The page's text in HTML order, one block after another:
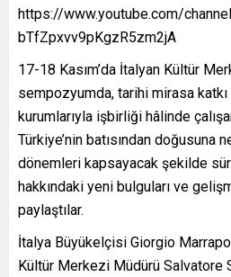
https://www.youtube.com/
bTfZpxvv9pKgzR5zm2jA
17-18 Kasım’da İtalyan Kültür
sempozyumda, tarihi mirasa
kurumlarıyla işbirliği hâlinde
Türkiye’nin batısından doğusuna
dönemleri kapsayacak şekilde
hakkındaki yeni bulguları ve
paylaştılar.
İtalya Büyükelçisi Giorgio
Kültür Merkezi Müdürü Salvatore